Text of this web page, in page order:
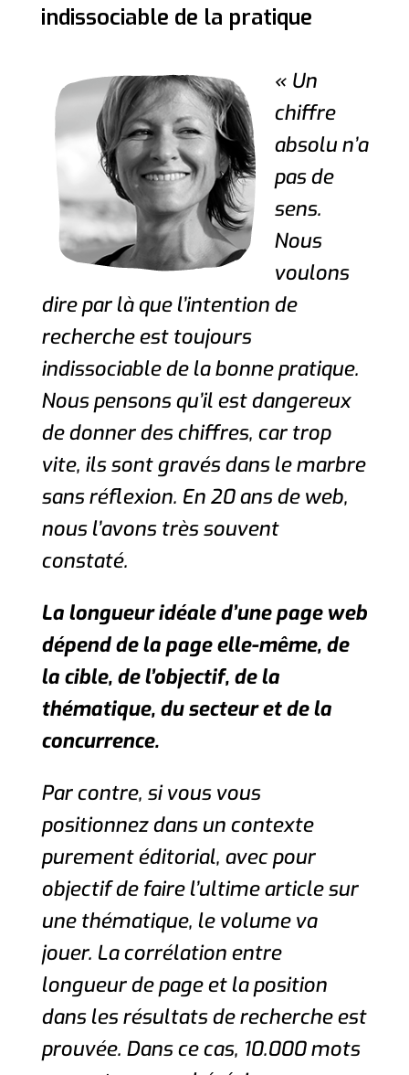
indissociable de la pratique
« Un
chiffre
absolu n’a
pas de
sens.
Nous
voulons
dire par là que l’intention de
recherche est toujours
indissociable de la bonne pratique.
Nous pensons qu’il est dangereux
de donner des chiffres, car trop
vite, ils sont gravés dans le marbre
sans réflexion. En 20 ans de web,
nous l’avons très souvent
constaté.
La longueur idéale d’une page web
dépendde la page elle-même, de
la cible, de l’objectif, de la
thématique, du secteur etde la
concurrence.
Par contre, si vous vous
positionnez dans un contexte
purement éditorial, avec pour
objectif de faire l’ultime article sur
une thématique, le volume va
jouer. La corrélation entre
longueur de page et la position
dans les résultats de recherche est
prouvée. Dans ce cas, 10.000 mots